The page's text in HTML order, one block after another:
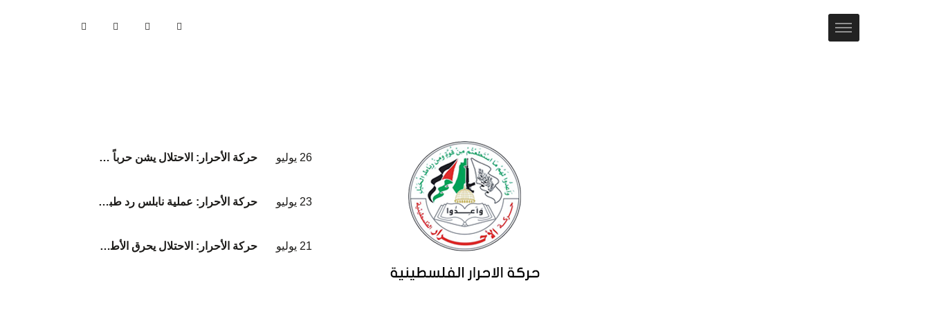
26 يوليو حركة الأحرار: الاحتلال يشن حرباً عقائدية لطمس الهوية والموروث الحضاري لشعبنا.
23 يوليو حركة الأحرار: عملية نابلس رد طبيعي على جرائم الاحتلال في غزة والضفة والقدس واعتداءات المستوطنين على الأقصى
21 يوليو حركة الأحرار: الاحتلال يحرق الأطفال والنساء في بيوتهم ويمحو عائلة المصري من السجل المدني.